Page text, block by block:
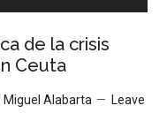
de la crisis
Ceuta
Miguel Alabarta
Leave